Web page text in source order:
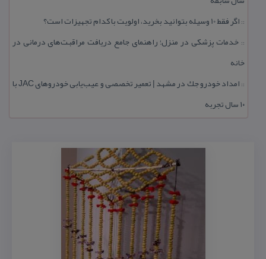
:: اگر فقط 10 وسیله بتوانید بخرید، اولویت با كدام تجهیزات است؟
:: خدمات پزشكی در منزل؛ راهنمای جامع دریافت مراقبت‌های درمانی در
خانه
::
امداد خودرو جك در مشهد | تعمیر تخصصی و عیب‌یابی خودروهای JAC با
۱۰ سال تجربه